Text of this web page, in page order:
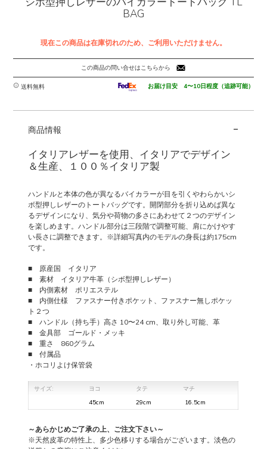
BAG
現在この商品は在庫切れのため、ご利用いただけません。
この商品の問い合せはこちらから
送料無料 お届け目安 4〜10日程度（追跡可能）
商品情報 -
イタリアレザーを使用、イタリアでデザイン
＆生産、１００％イタリア製
ハンドルと本体の色が異なるバイカラーが目を引くやわらかいシ
ボ型押しレザーのトートバッグです。開閉部分を折り込めば異な
るデザインになり、気分や荷物の多さにあわせて２つのデザイン
を楽しめます。ハンドル部分は三段階で調整可能、肩にかけやす
い長さに調整できます。※詳細写真内のモデルの身長は約175cm
です。
■ 原産国 イタリア
■ 素材 イタリア牛革（シボ型押しレザー）
■ 内側素材 ポリエステル
■ 内側仕様 ファスナー付きポケット、ファスナー無しポケッ
ト２つ
■ ハンドル（持ち手）高さ 10〜24 cm、取り外し可能、革
■ 金具部 ゴールド・メッキ
■ 重さ 860グラム
■ 付属品
・ホコリよけ保管袋
サイズ: ヨコ タテ
マチ
45cm
29cm 16.5cm
～あらかじめご了承の上、ご注文下さい～
※天然皮革の特性上、多少色移りする場合がございます。淡色の